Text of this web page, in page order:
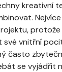
kreativní
vnitřní
často
se vyjádřit